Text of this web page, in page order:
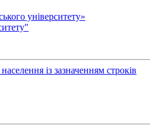
університету»
із зазначенням строків